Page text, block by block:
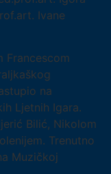
Ivane
Francescom
na
Ljetnih Igara.
Bilić, Nikolom
Trenutno
Muzičkoj